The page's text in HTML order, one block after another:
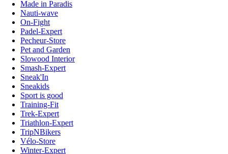
Made in Paradis
Nauti-wave
On-Fight
Padel-Expert
Pecheur-Store
Pet and Garden
Slowood Interior
Smash-Expert
Sneak'In
Sneakids
Sport is good
Training-Fit
Trek-Expert
Triathlon-Expert
TripNBikers
Vélo-Store
Winter-Expert